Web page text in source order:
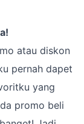
atau diskon
pernah dapet
yang
promo beli